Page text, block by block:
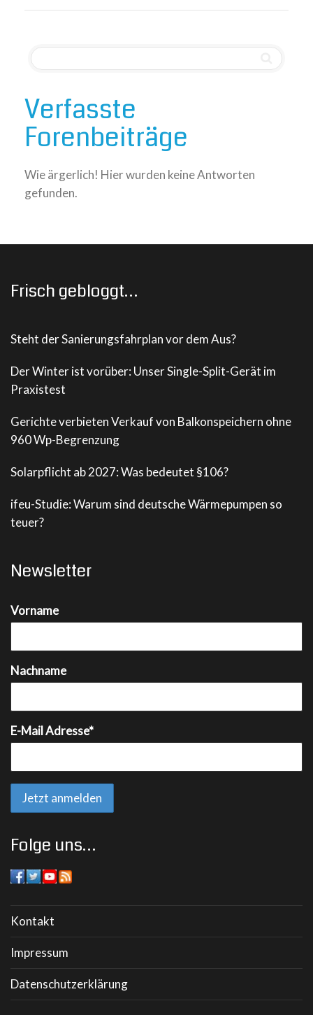
Verfasste
Forenbeiträge
Wie ärgerlich! Hier wurden keine Antworten
gefunden.
Frisch gebloggt…
Steht der Sanierungsfahrplan vor dem Aus?
Der Winter ist vorüber: Unser Single-Split-Gerät im
Praxistest
Gerichte verbieten Verkauf von Balkonspeichern ohne
960 Wp-Begrenzung
Solarpflicht ab 2027: Was bedeutet §106?
ifeu-Studie: Warum sind deutsche Wärmepumpen so
teuer?
Newsletter
Vorname
Nachname
E-Mail Adresse*
Folge uns…
Kontakt
Impressum
Datenschutzerklärung